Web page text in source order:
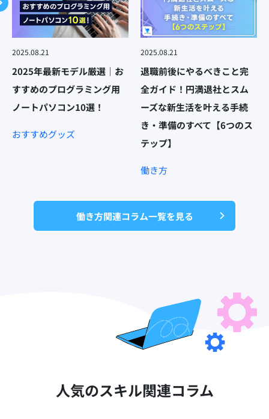
2025.08.21
2025年最新モデル厳選｜お
すすめのプログラミング用
ノートパソコン10選！
おすすめグッズ
2025.08.21
退職前後にやるべきこと完
全ガイド！円満退社とスム
ーズな新生活を叶える手続
き・準備のすべて【6つのス
テップ】
働き方
働き方関連コラム一覧を見る
人気のスキル関連コラム